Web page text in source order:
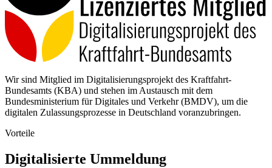
Wir sind Mitglied im Digitalisierungsprojekt des Kraftfahrt-
Bundesamts (KBA) und stehen im Austausch mit dem
Bundesministerium für Digitales und Verkehr (BMDV), um die
digitalen Zulassungsprozesse in Deutschland voranzubringen.
Vorteile
Digitalisierte Ummeldung